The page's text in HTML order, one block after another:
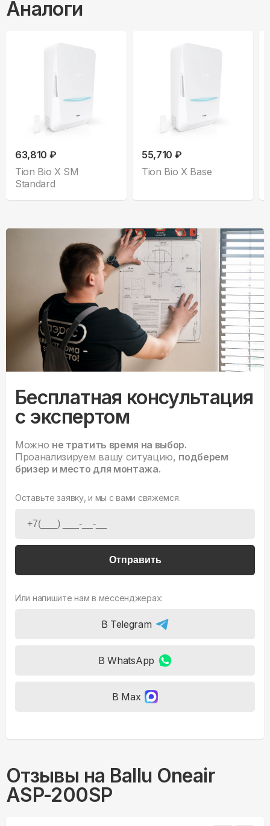
Аналоги
63,810 ₽
Tion Bio X SM
Standard
55,710 ₽
Tion Bio X Base
Бесплатная консультация
с экспертом
Можно не тратить время на выбор.
Проанализируем вашу ситуацию, подберем
бризер и место для монтажа.
Оставьте заявку, и мы с вами свяжемся.
Отправить
Или напишите нам в мессенджерах:
В Telegram
В WhatsApp
В Max
Отзывы на Ballu Oneair
ASP-200SP